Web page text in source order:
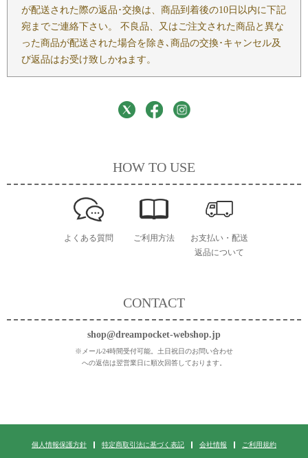
が配送された際の返品･交換は、商品到着後の10日以内に下記
宛までご連絡下さい。 不良品、又はご注文された商品と異な
った商品が配送された場合を除き､商品の交換･キャンセル及
び返品はお受け致しかねます。
CONTACT
shop@dreampocket-webshop.jp
※メール24時間受付可能。土日祝日のお問い合わせ
への返信は翌営業日に順次回答しております。
HOW TO USE
よくある質問 ご利用方法
お支払い・配送
返品について
個人情報保護方針 特定商取引法に基づく表記 会社情報 ご利用規約